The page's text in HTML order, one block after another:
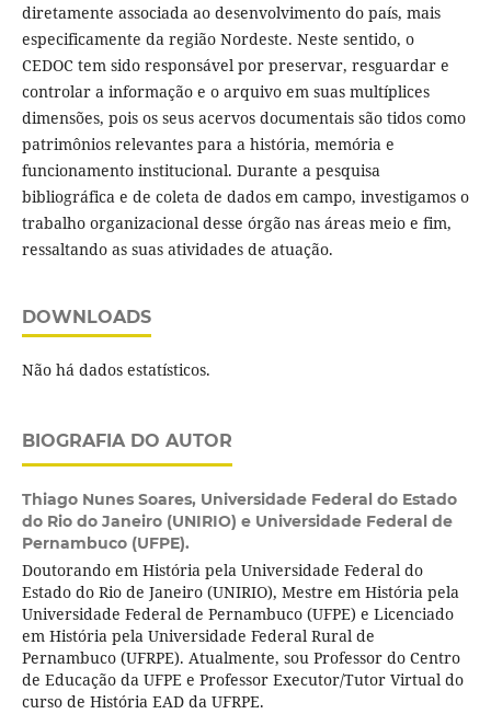
diretamente associada ao desenvolvimento do país, mais
especificamente da região Nordeste. Neste sentido, o
CEDOC tem sido responsável por preservar, resguardar e
controlar a informação e o arquivo em suas multíplices
dimensões, pois os seus acervos documentais são tidos como
patrimônios relevantes para a história, memória e
funcionamento institucional. Durante a pesquisa
bibliográfica e de coleta de dados em campo, investigamos o
trabalho organizacional desse órgão nas áreas meio e fim,
ressaltando as suas atividades de atuação.
DOWNLOADS
Não há dados estatísticos.
BIOGRAFIA DO AUTOR
Thiago Nunes Soares, Universidade Federal do Estado
do Rio do Janeiro (UNIRIO) e Universidade Federal de
Pernambuco (UFPE).
Doutorando em História pela Universidade Federal do
Estado do Rio de Janeiro (UNIRIO), Mestre em História pela
Universidade Federal de Pernambuco (UFPE) e Licenciado
em História pela Universidade Federal Rural de
Pernambuco (UFRPE). Atualmente, sou Professor do Centro
de Educação da UFPE e Professor Executor/Tutor Virtual do
curso de História EAD da UFRPE.